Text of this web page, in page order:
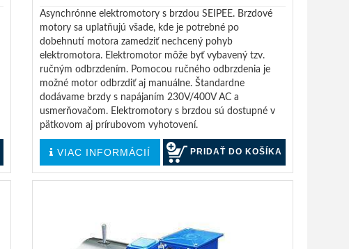
Asynchrónne elektromotory s brzdou SEIPEE. Brzdové
motory sa uplatňujú všade, kde je potrebné po
dobehnutí motora zamedziť nechcený pohyb
elektromotora. Elektromotor môže byť vybavený tzv.
ručným odbrzdením. Pomocou ručného odbrzdenia je
možné motor odbrzdiť aj manuálne. Štandardne
dodávame brzdy s napájaním 230V/400V AC a
usmerňovačom. Elektromotory s brzdou sú dostupné v
pätkovom aj prírubovom vyhotovení.
VIAC INFORMÁCIÍ PRIDAŤ DO KOŠÍKA